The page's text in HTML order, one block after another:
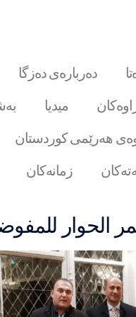
دەربارەی دەزگا
میدیا
هەرێمی کوردستان
زمانەکان